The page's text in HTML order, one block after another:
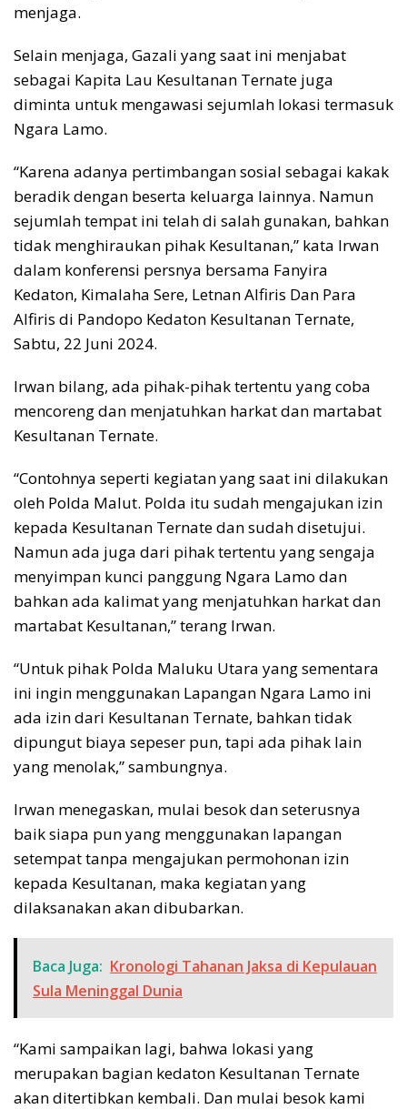
menjaga.
Selain menjaga, Gazali yang saat ini menjabat
sebagai Kapita Lau Kesultanan Ternate juga
diminta untuk mengawasi sejumlah lokasi termasuk
Ngara Lamo.
“Karena adanya pertimbangan sosial sebagai kakak
beradik dengan beserta keluarga lainnya. Namun
sejumlah tempat ini telah di salah gunakan, bahkan
tidak menghiraukan pihak Kesultanan,” kata Irwan
dalam konferensi persnya bersama Fanyira
Kedaton, Kimalaha Sere, Letnan Alfiris Dan Para
Alfiris di Pandopo Kedaton Kesultanan Ternate,
Sabtu, 22 Juni 2024.
Irwan bilang, ada pihak-pihak tertentu yang coba
mencoreng dan menjatuhkan harkat dan martabat
Kesultanan Ternate.
“Contohnya seperti kegiatan yang saat ini dilakukan
oleh Polda Malut. Polda itu sudah mengajukan izin
kepada Kesultanan Ternate dan sudah disetujui.
Namun ada juga dari pihak tertentu yang sengaja
menyimpan kunci panggung Ngara Lamo dan
bahkan ada kalimat yang menjatuhkan harkat dan
martabat Kesultanan,” terang Irwan.
“Untuk pihak Polda Maluku Utara yang sementara
ini ingin menggunakan Lapangan Ngara Lamo ini
ada izin dari Kesultanan Ternate, bahkan tidak
dipungut biaya sepeser pun, tapi ada pihak lain
yang menolak,” sambungnya.
Irwan menegaskan, mulai besok dan seterusnya
baik siapa pun yang menggunakan lapangan
setempat tanpa mengajukan permohonan izin
kepada Kesultanan, maka kegiatan yang
dilaksanakan akan dibubarkan.
Baca Juga: Kronologi Tahanan Jaksa di Kepulauan
Sula Meninggal Dunia
“Kami sampaikan lagi, bahwa lokasi yang
merupakan bagian kedaton Kesultanan Ternate
akan ditertibkan kembali. Dan mulai besok kami